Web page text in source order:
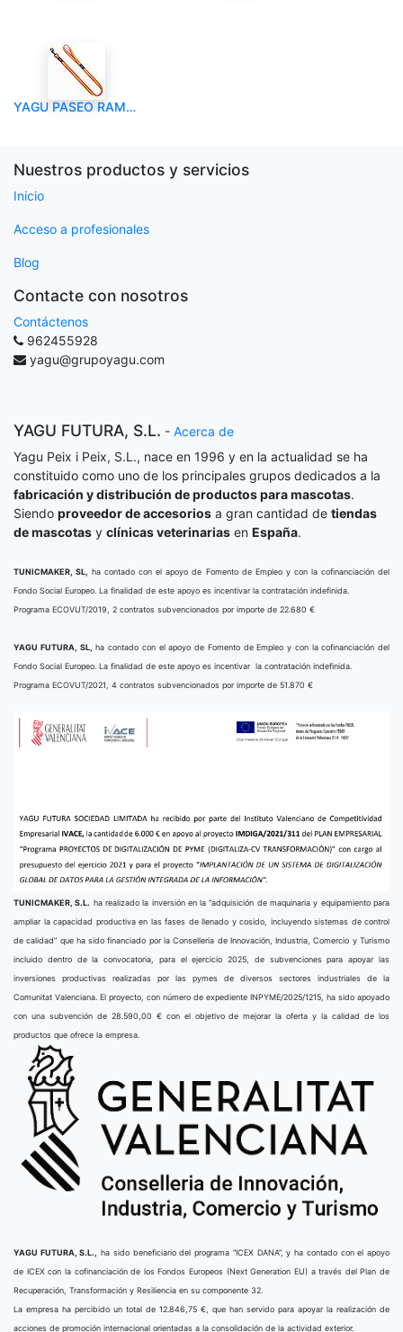
YAGU PASEO RAMAL NYLON ESPAÑA
Nuestros productos y servicios
Inicio
Acceso a profesionales
Blog
Contacte con nosotros
Contáctenos
962455928
yagu@grupoyagu.com
YAGU FUTURA, S.L. - Acerca de
Yagu Peix i Peix, S.L., nace en 1996 y en la actualidad se ha
constituido como uno de los principales grupos dedicados a la
fabricación y distribución de productos para mascotas.
Siendo proveedor de accesorios a gran cantidad de tiendas
de mascotas y clínicas veterinarias en España.
TUNICMAKER, SL,
ha contado con el apoyo de Fomento de Empleo y con la cofinanciación del
Fondo Social Europeo. La finalidad de este apoyo es incentivar la contratación indefinida.
Programa ECOVUT/2019, 2 contratos subvencionados por importe de 22.680 €
YAGU FUTURA, SL,
ha contado con el apoyo de Fomento de Empleo y con la cofinanciación del
Fondo Social Europeo. La finalidad de este apoyo es incentivar la contratación indefinida.
Programa ECOVUT/2021, 4 contratos subvencionados por importe de 51.870 €
TUNICMAKER, S.L. ha realizado la inversión en la “adquisición de maquinaria y equipamiento para
ampliar la capacidad productiva en las fases de llenado y cosido, incluyendo sistemas de control
de calidad” que ha sido financiado por la Conselleria de Innovación, Industria, Comercio y Turismo
incluido dentro de la convocatoria, para el ejercicio 2025, de subvenciones para apoyar las
inversiones productivas realizadas por las pymes de diversos sectores industriales de la
Comunitat Valenciana. El proyecto, con número de expediente INPYME/2025/1215, ha sido apoyado
con una subvención de 28.590,00 € con el objetivo de mejorar la oferta y la calidad de los
productos que ofrece la empresa.
YAGU FUTURA, S.L.,
ha sido beneficiario del programa “ICEX DANA”, y ha contado con el apoyo
de ICEX con la cofinanciación de los Fondos Europeos (Next Generation EU) a través del Plan de
Recuperación, Transformación y Resiliencia en su componente 32.
La empresa ha percibido un total de 12.846,75 €, que han servido para apoyar la realización de
acciones de promoción internacional orientadas a la consolidación de la actividad exterior.